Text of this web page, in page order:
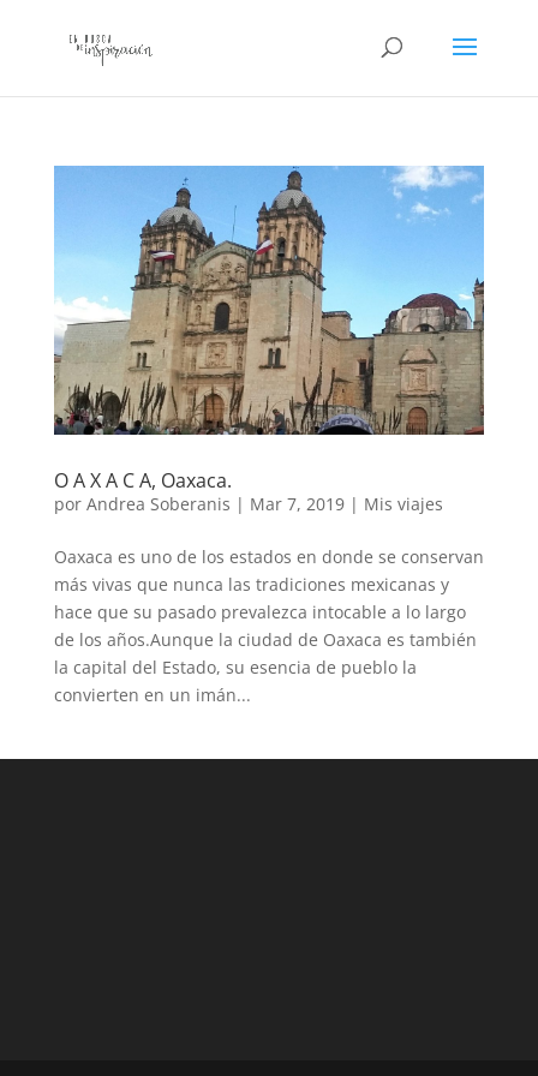
O A X A C A, Oaxaca.
por Andrea Soberanis | Mar 7, 2019| Mis viajes
Oaxaca es uno de los estados en donde se conservan
más vivas que nunca las tradiciones mexicanas y
hace que su pasado prevalezca intocable a lo largo
de los años.Aunque la ciudad de Oaxaca es también
la capital del Estado, su esencia de pueblo la
convierten en un imán...